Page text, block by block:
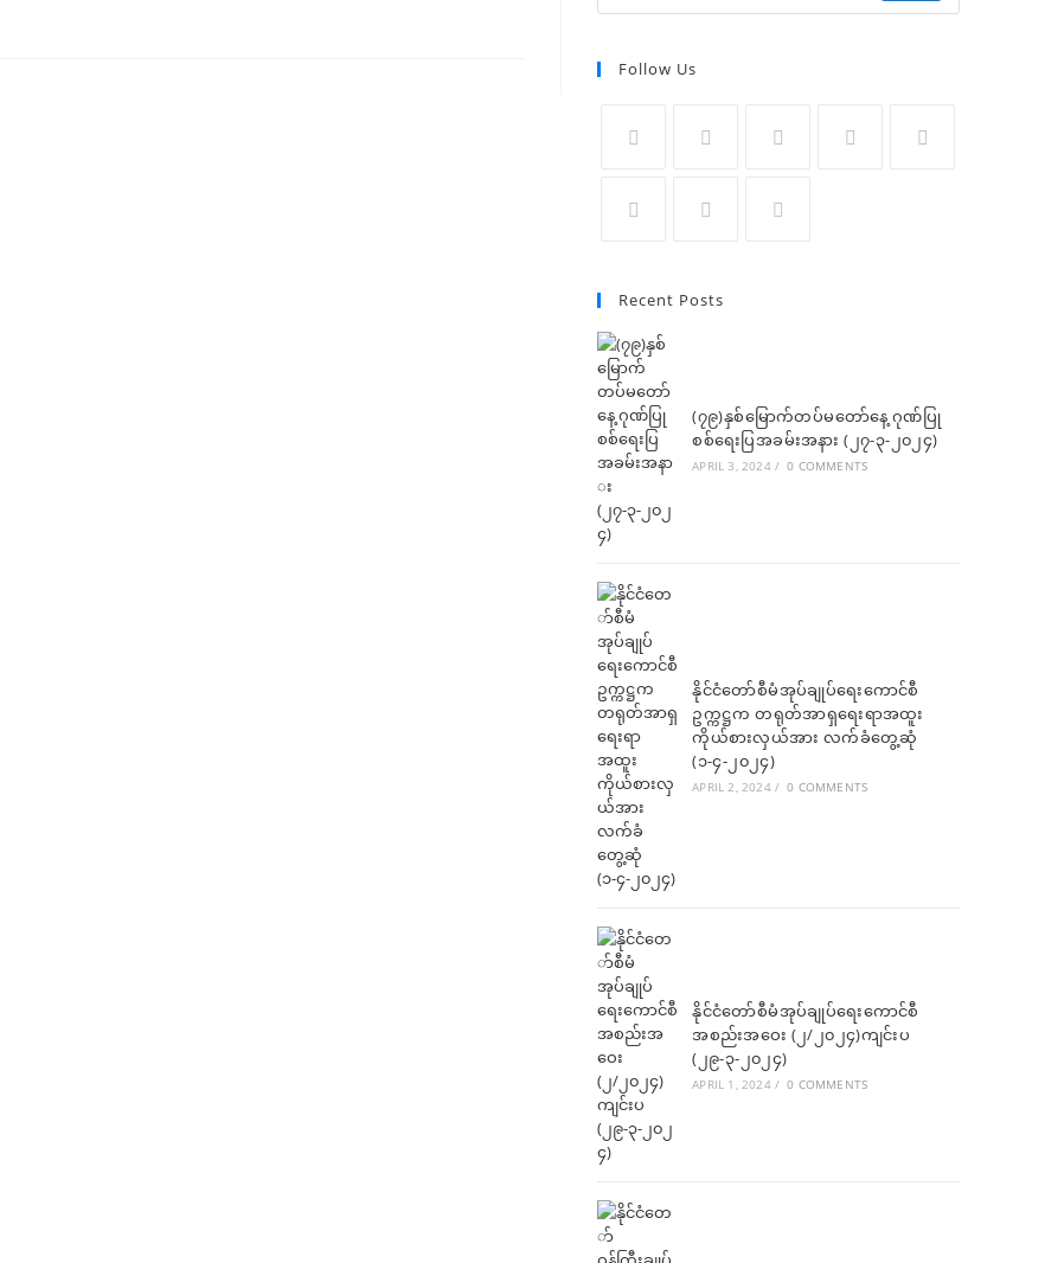
Follow Us
tab
tab
a
new
tab
Recent Posts
(၇၉)နှစ်မြောက်တပ်မတော်နေ့ ဂုဏ်ပြု
စစ်ရေးပြအခမ်းအနား (၂၇-၃-၂၀၂၄)
APRIL 3, 2024 / 0 COMMENTS
နိုင်ငံတော်စီမံအုပ်ချုပ်ရေးကောင်စီ
ဥက္ကဋ္ဌက တရုတ်အာရှရေးရာအထူး
ကိုယ်စားလှယ်အား လက်ခံတွေ့ဆုံ
(၁-၄-၂၀၂၄)
APRIL 2, 2024 / 0 COMMENTS
နိုင်ငံတော်စီမံအုပ်ချုပ်ရေးကောင်စီ
အစည်းအဝေး (၂/၂၀၂၄)ကျင်းပ
(၂၉-၃-၂၀၂၄)
APRIL 1, 2024 / 0 COMMENTS